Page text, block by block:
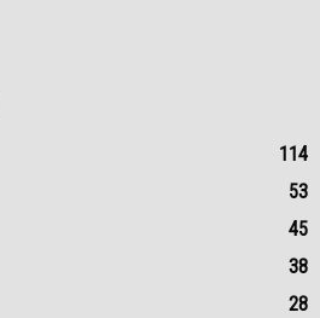
114
53
45
38
28